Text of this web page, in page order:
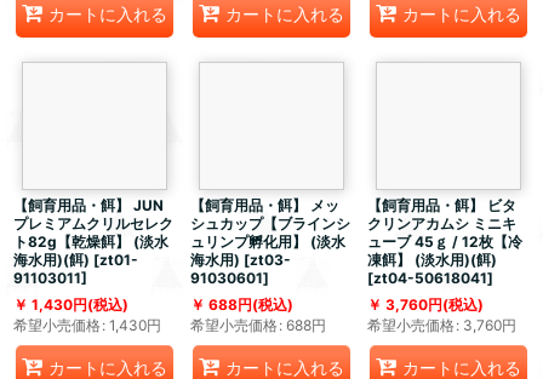
カートに入れる カートに入れる カートに入れる
【飼育用品・餌】 JUN
プレミアムクリルセレク
ト82g【乾燥餌】 (淡水
海水用)(餌) [zt01-
91103011]
1,430円(税込)
希望小売価格: 1,430円
カートに入れる
【飼育用品・餌】 メッ
シュカップ【ブラインシ
ュリンプ孵化用】 (淡水
海水用) [zt03-
91030601]
688円(税込)
希望小売価格: 688円
カートに入れる
【飼育用品・餌】 ビタ
クリンアカムシ ミニキ
ューブ 45ｇ / 12枚【冷
凍餌】 (淡水用)(餌)
[zt04-50618041]
3,760円(税込)
希望小売価格: 3,760円
カートに入れる